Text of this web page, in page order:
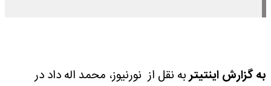
به گزارش اینتیتربه نقل از نورنیوز، محمد اله داد در